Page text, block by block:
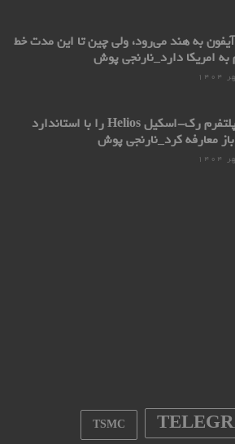
به هند می‌رود، ولی چین تا این مدت خط
امریکا دارد_نارنجی پوش
AMD پلتفرم رک-اسکیل Helios را با استاندارد
معارفه کرد_نارنجی پوش
TSMC